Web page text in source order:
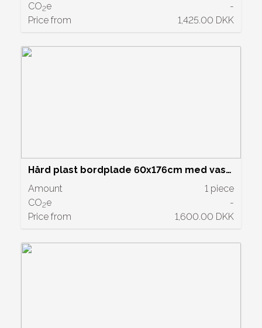
CO2e
-
Price from
1,425.00 DKK
Hård plast bordplade 60x176cm med vask
og blandingsbatteri - Grå. Pris kr. 1600,-
Amount
1 piece
CO2e
-
Price from
1,600.00 DKK